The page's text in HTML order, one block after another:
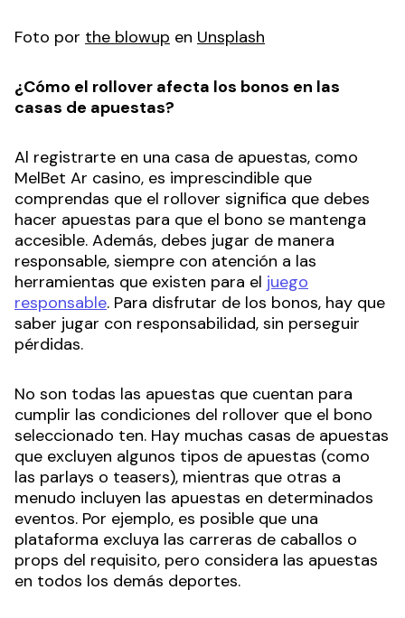
Foto por the blowup en Unsplash
¿Cómo el rollover afecta los bonos en las
casas de apuestas?
Al registrarte en una casa de apuestas, como
MelBet Ar casino, es imprescindible que
comprendas que el rollover significa que debes
hacer apuestas para que el bono se mantenga
accesible. Además, debes jugar de manera
responsable, siempre con atención a las
herramientas que existen para el juego
responsable. Para disfrutar de los bonos, hay que
saber jugar con responsabilidad, sin perseguir
pérdidas.
No son todas las apuestas que cuentan para
cumplir las condiciones del rollover que el bono
seleccionado ten. Hay muchas casas de apuestas
que excluyen algunos tipos de apuestas (como
las parlays o teasers), mientras que otras a
menudo incluyen las apuestas en determinados
eventos. Por ejemplo, es posible que una
plataforma excluya las carreras de caballos o
props del requisito, pero considera las apuestas
en todos los demás deportes.